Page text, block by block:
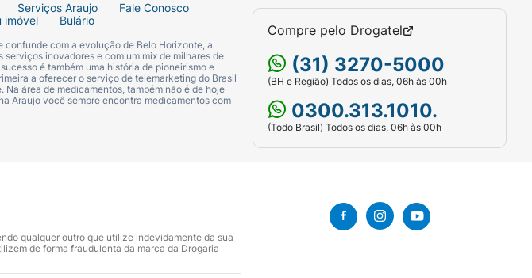
Serviços Araujo
Fale Conosco
imóvel Bulário
confunde com a evolução de Belo Horizonte, a
inovadores e com um mix de milhares de
é também uma história de pioneirismo e
a oferecer o serviço de telemarketing do Brasil
área de medicamentos, também não é de hoje
Araujo você sempre encontra medicamentos com
Compre pelo Drogatel
(31) 3270-5000
(BH e Região) Todos os dias, 06h às 00h
0300.313.1010.
(Todo Brasil) Todos os dias, 06h às 00h
qualquer outro que utilize indevidamente da sua
de forma fraudulenta da marca da Drogaria